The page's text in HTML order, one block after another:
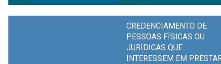
CREDENCIAMENTO DE
PESSOAS FÍSICAS OU
JURÍDICAS QUE
INTERESSEM EM